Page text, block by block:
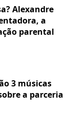
Alexandre
a
parental
3 músicas
a parceria